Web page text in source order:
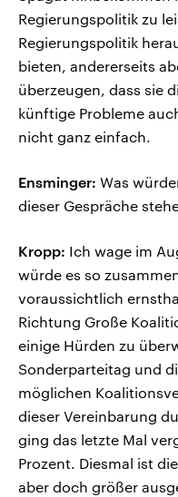
Regierungspolitik zu
Regierungspolitik
bieten, andererseits
überzeugen, dass sie
künftige Probleme
nicht ganz einfach.
Ensminger: Was
dieser Gespräche
Kropp: Ich wage im
würde es so
voraussichtlich
Richtung Große
einige Hürden zu
Sonderparteitag und
möglichen
dieser Vereinbarung
ging das letzte Mal
Prozent. Diesmal ist
aber doch größer